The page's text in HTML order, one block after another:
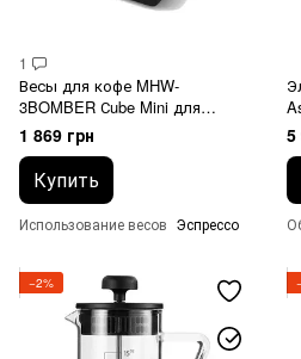
1
Весы для кофе MHW-
3BOMBER Сube Mini для
эспрессо Черные
1 869 грн
Купить
Использование весов Эспрессо
5
−2%